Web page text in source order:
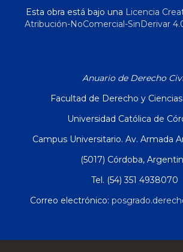
Esta obra está bajo una Licencia
Atribución-NoComercial-SinDerivar
Anuario de Derecho
Facultad de Derecho y
Universidad Católica de
Campus Universitario. Av. Armada
(5017) Córdoba,
Tel. (54) 351 4938070
Correo electrónico: